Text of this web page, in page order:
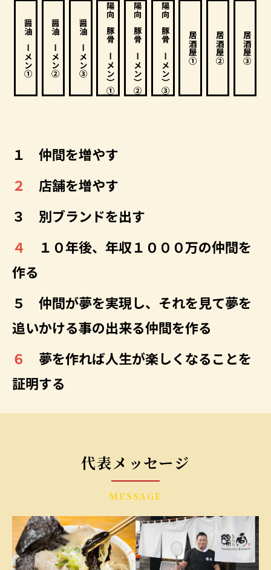
醤油ラーメン➀ 醤油ラーメン② 醤油ラーメン③ 陽向（豚骨ラーメン）➀ 陽向（豚骨ラーメン）② 陽向（豚骨ラーメン）③ 居酒屋➀ 居酒屋② 居酒屋③
１ 仲間を増やす
２
店舗を増やす
３ 別ブランドを出す
４ １０年後、年収１０００万の仲間を
作る
５ 仲間が夢を実現し、それを見て夢を
追いかける事の出来る仲間を作る
６
夢を作れば人生が楽しくなることを
証明する
代表メッセージ
MESSAGE